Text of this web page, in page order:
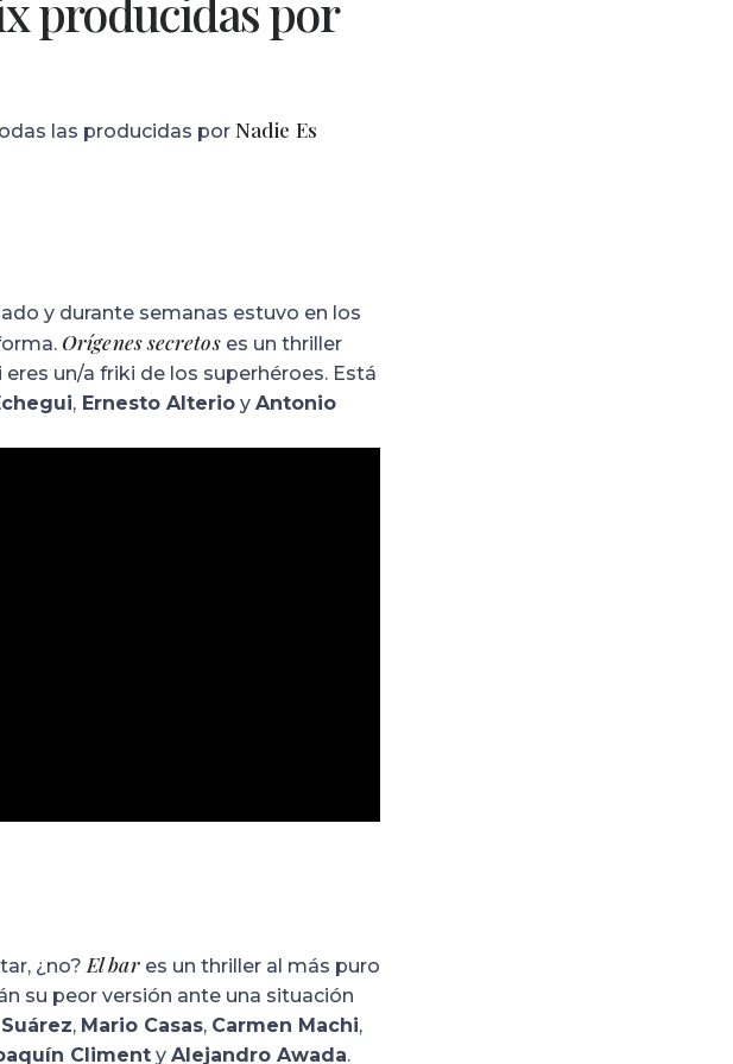
producidas por
las producidas por Nadie Es
y durante semanas estuvo en los
Orígenes secretoses un thriller
un/a friki de los superhéroes. Está
, Ernesto Alterio y Antonio
¿no?El bares un thriller al más puro
su peor versión ante una situación
, Mario Casas, Carmen Machi,
Climent y Alejandro Awada.